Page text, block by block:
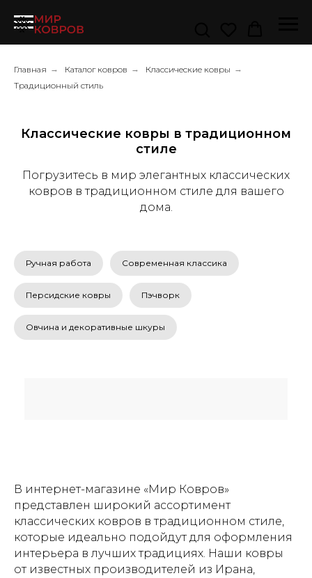
Главная → Каталог ковров → Классические ковры →
Традиционный стиль
Классические ковры в традиционном
стиле
Погрузитесь в мир элегантных классических
ковров в традиционном стиле для вашего
дома.
Ручная работа Современная классика
Персидские ковры Пэчворк
Овчина и декоративные шкуры
В интернет-магазине «Мир Ковров»
представлен широкий ассортимент
классических ковров в традиционном стиле,
которые идеально подойдут для оформления
интерьера в лучших традициях. Наши ковры
от известных производителей из Ирана,